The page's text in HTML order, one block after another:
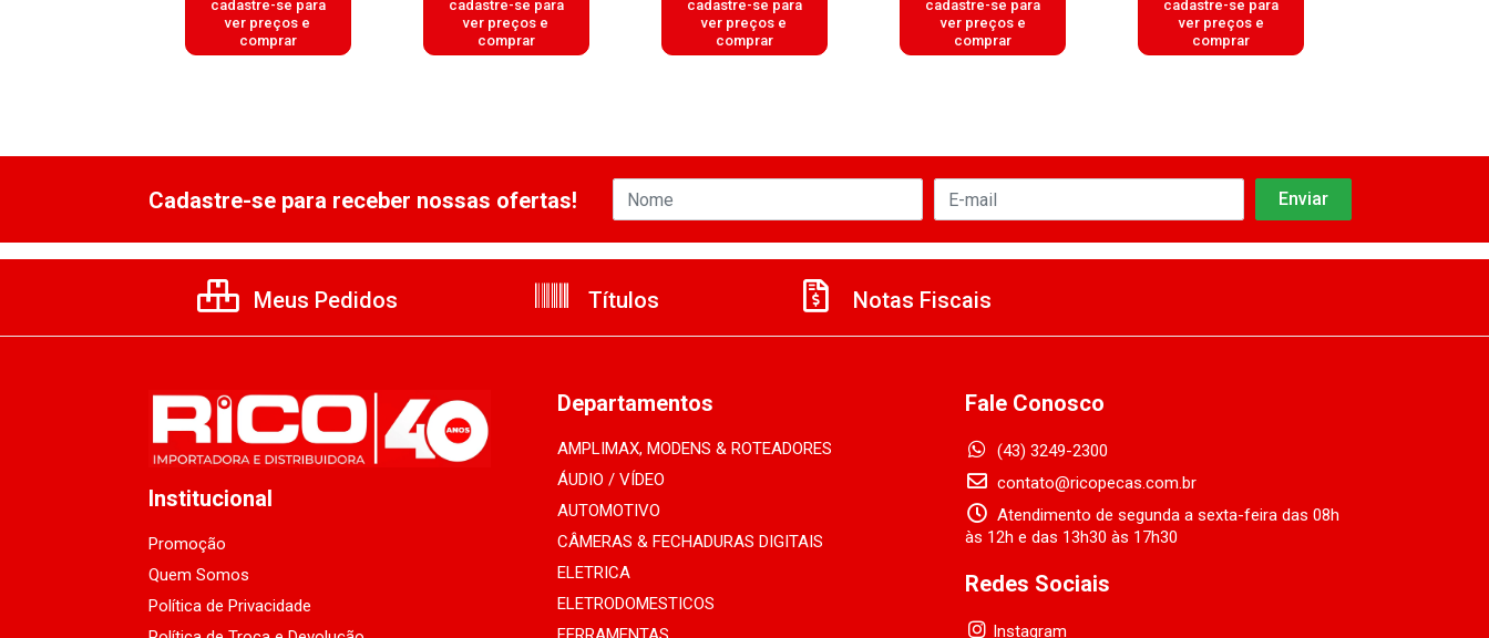
cadastre-se para
ver preços e
comprar
cadastre-se para
ver preços e
comprar
cadastre-se para
ver preços e
comprar
cadastre-se para
ver preços e
comprar
cadastre-se para
ver preços e
comprar
Cadastre-se para receber nossas ofertas!
Meus Pedidos Títulos Notas Fiscais
Institucional
Promoção
Quem Somos
Política de Privacidade
Departamentos
AMPLIMAX, MODENS & ROTEADORES
ÁUDIO / VÍDEO
AUTOMOTIVO
CÂMERAS & FECHADURAS DIGITAIS
ELETRICA
ELETRODOMESTICOS
Fale Conosco
(43) 3249-2300
contato@ricopecas.com.br
Atendimento de segunda a sexta-feira das 08h
às 12h e das 13h30 às 17h30
Redes Sociais
Instagram